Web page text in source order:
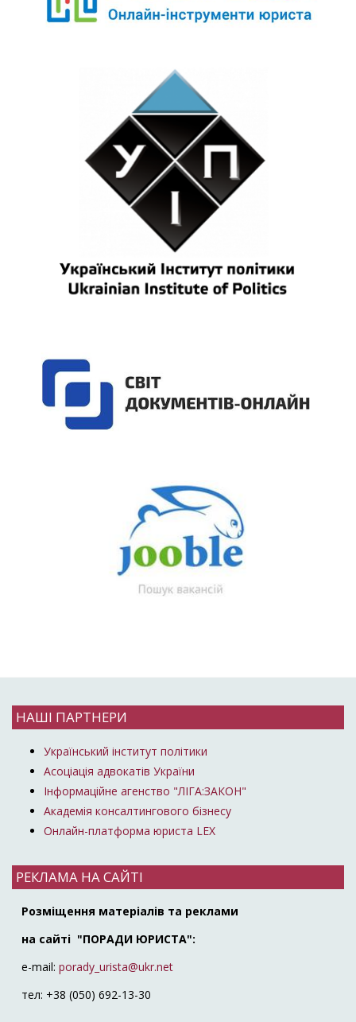
НАШІ ПАРТНЕРИ
Український інститут політики
Асоціація адвокатів України
Інформаційне агенство "ЛІГА:ЗАКОН"
Академія консалтингового бізнесу
Онлайн-платформа юриста LEX
РЕКЛАМА НА САЙТІ
Розміщення матеріалів та реклами
на сайті "ПОРАДИ ЮРИСТА":
e-mail: porady_urista@ukr.net
тел: +38 (050) 692-13-30